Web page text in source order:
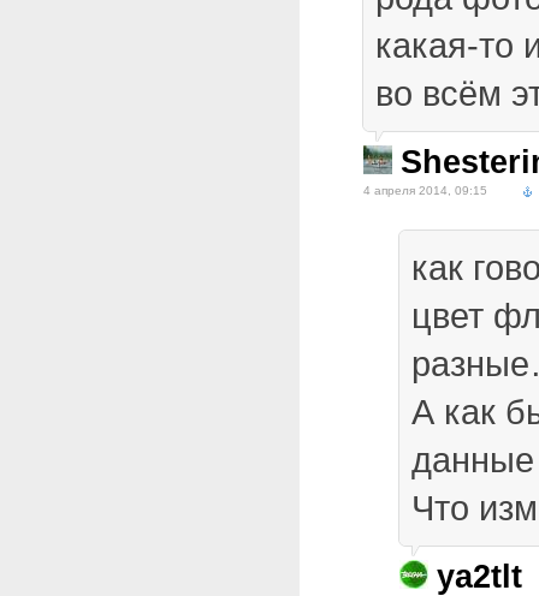
какая-то
во всём
4 апреля 2014, 09:15
как
цвет
А как
Что
ya2tlt